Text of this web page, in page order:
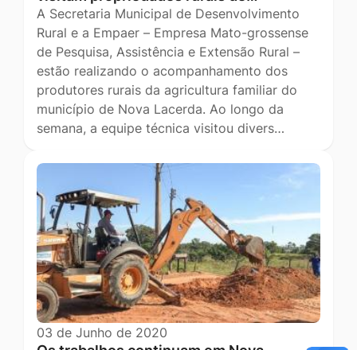
A Secretaria Municipal de Desenvolvimento
Rural e a Empaer – Empresa Mato-grossense
de Pesquisa, Assistência e Extensão Rural –
estão realizando o acompanhamento dos
produtores rurais da agricultura familiar do
município de Nova Lacerda. Ao longo da
semana, a equipe técnica visitou divers…
03 de Junho de 2020